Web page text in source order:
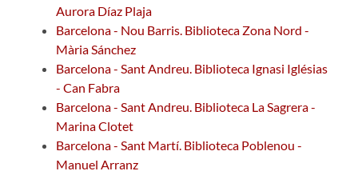
Aurora Díaz Plaja
Barcelona - Nou Barris. Biblioteca Zona Nord -
Mària Sánchez
Barcelona - Sant Andreu. Biblioteca Ignasi Iglésias
- Can Fabra
Barcelona - Sant Andreu. Biblioteca La Sagrera -
Marina Clotet
Barcelona - Sant Martí. Biblioteca Poblenou -
Manuel Arranz